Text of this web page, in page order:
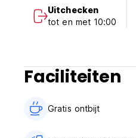
No curfew
No special conditions
Uitchecken
tot en met 10:00
Faciliteiten
Gratis ontbijt‎